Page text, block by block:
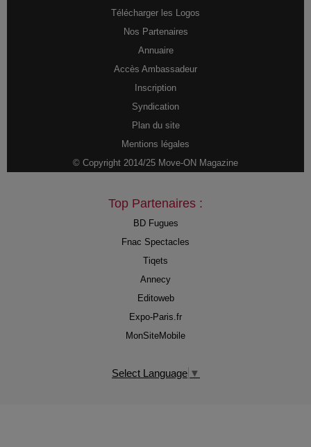
Télécharger les Logos
Nos Partenaires
Annuaire
Accès Ambassadeur
Inscription
Syndication
Plan du site
Mentions légales
© Copyright 2014/25 Move-ON Magazine
Top Partenaires :
BD Fugues
Fnac Spectacles
Tiqets
Annecy
Editoweb
Expo-Paris.fr
MonSiteMobile
Select Language ▼